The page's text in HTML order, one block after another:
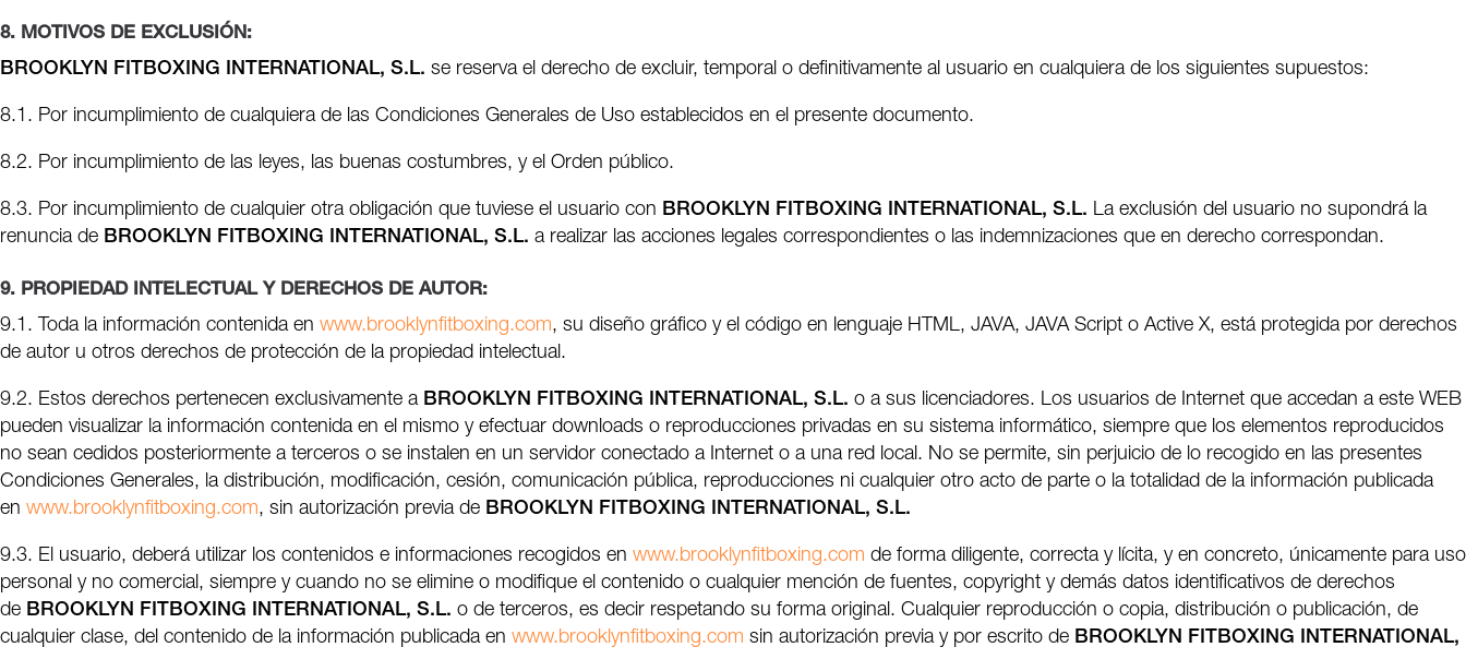
8. MOTIVOS DE EXCLUSIÓN:
BROOKLYN FITBOXING INTERNATIONAL, S.L. se reserva el derecho de excluir, temporal o definitivamente al usuario en cualquiera de los siguientes supuestos:
8.1. Por incumplimiento de cualquiera de las Condiciones Generales de Uso establecidos en el presente documento.
8.2. Por incumplimiento de las leyes, las buenas costumbres, y el Orden público.
8.3. Por incumplimiento de cualquier otra obligación que tuviese el usuario con BROOKLYN FITBOXING INTERNATIONAL, S.L. La exclusión del usuario no supondrá la
renuncia de BROOKLYN FITBOXING INTERNATIONAL, S.L. a realizar las acciones legales correspondientes o las indemnizaciones que en derecho correspondan.
9. PROPIEDAD INTELECTUAL Y DERECHOS DE AUTOR:
9.1. Toda la información contenida en www.brooklynfitboxing.com, su diseño gráfico y el código en lenguaje HTML, JAVA, JAVA Script o Active X, está protegida por derechos
de autor u otros derechos de protección de la propiedad intelectual.
9.2. Estos derechos pertenecen exclusivamente a BROOKLYN FITBOXING INTERNATIONAL, S.L. o a sus licenciadores. Los usuarios de Internet que accedan a este WEB
pueden visualizar la información contenida en el mismo y efectuar downloads o reproducciones privadas en su sistema informático, siempre que los elementos reproducidos
no sean cedidos posteriormente a terceros o se instalen en un servidor conectado a Internet o a una red local. No se permite, sin perjuicio de lo recogido en las presentes
Condiciones Generales, la distribución, modificación, cesión, comunicación pública, reproducciones ni cualquier otro acto de parte o la totalidad de la información publicada
en www.brooklynfitboxing.com, sin autorización previa de BROOKLYN FITBOXING INTERNATIONAL, S.L.
9.3. El usuario, deberá utilizar los contenidos e informaciones recogidos en www.brooklynfitboxing.com de forma diligente, correcta y lícita, y en concreto, únicamente para uso
personal y no comercial, siempre y cuando no se elimine o modifique el contenido o cualquier mención de fuentes, copyright y demás datos identificativos de derechos
de BROOKLYN FITBOXING INTERNATIONAL, S.L. o de terceros, es decir respetando su forma original. Cualquier reproducción o copia, distribución o publicación, de
cualquier clase, del contenido de la información publicada en www.brooklynfitboxing.com sin autorización previa y por escrito de BROOKLYN FITBOXING INTERNATIONAL,